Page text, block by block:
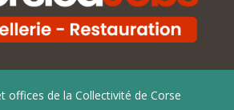
offices de la Collectivité de Corse